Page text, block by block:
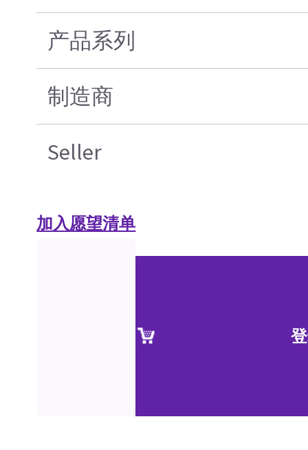
产品系列
制造商
Seller
加入愿望清单